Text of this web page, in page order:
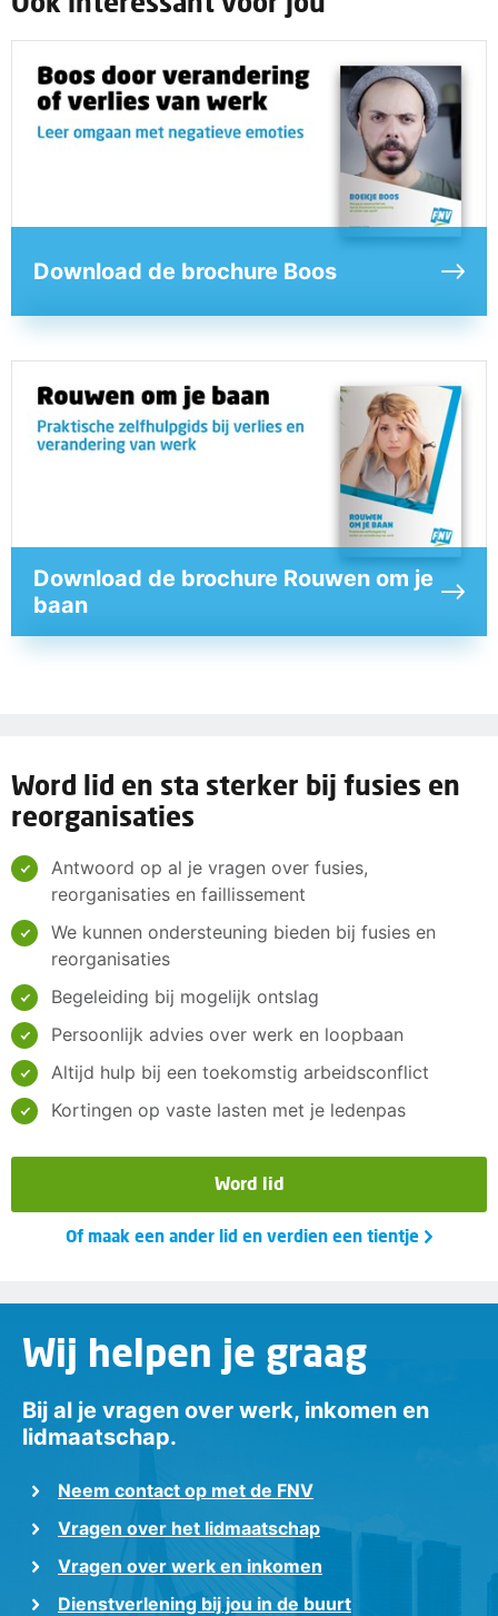
Download de brochure Boos
Download de brochure Rouwen om je
baan
Word lid en sta sterker bij fusies en
reorganisaties
Antwoord op al je vragen over fusies,
reorganisaties en faillissement
We kunnen ondersteuning bieden bij fusies en
reorganisaties
Begeleiding bij mogelijk ontslag
Persoonlijk advies over werk en loopbaan
Altijd hulp bij een toekomstig arbeidsconflict
Kortingen op vaste lasten met je ledenpas
Word lid
Of maak een ander lid en verdien een tientje
Wij helpen je graag
Bij al je vragen over werk, inkomen en
lidmaatschap.
Neem contact op met de FNV
Vragen over het lidmaatschap
Vragen over werk en inkomen
Dienstverlening bij jou in de buurt